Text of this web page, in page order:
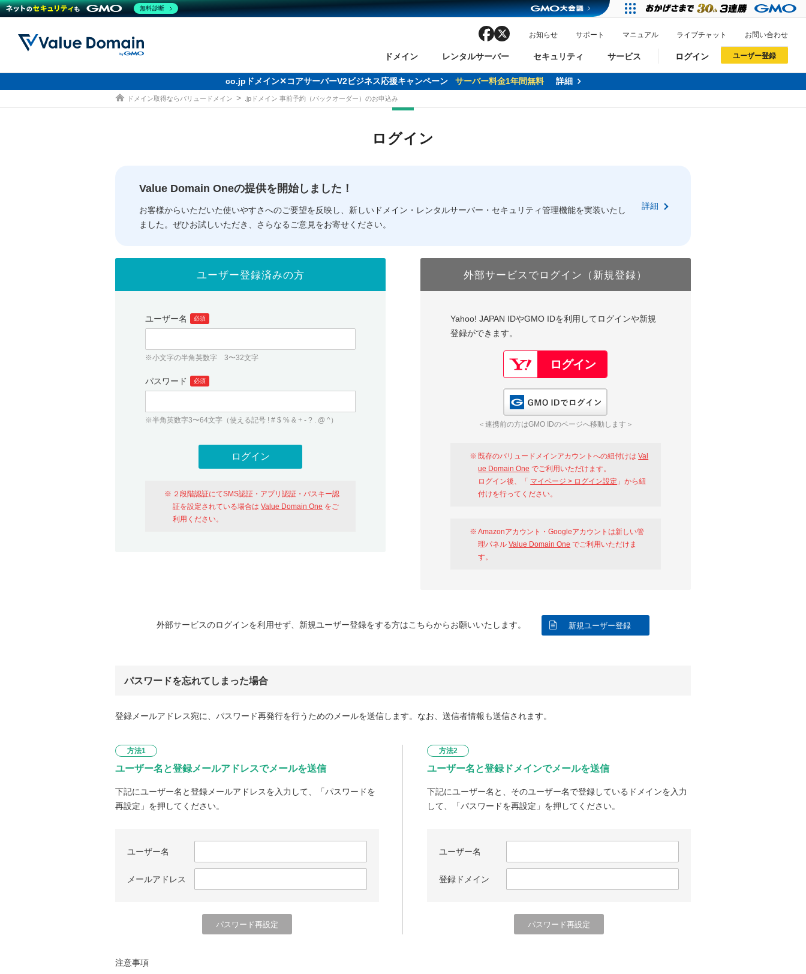
ドメイン
ドメイン ドメイン検索
ドメイン一括検索
人気ドメインの種類 WHOIS検索
レンタルサーバー
レンタルサーバー コアサーバー
セキュリティ
セキュリティ Value Domain ネットde診断
サービス
サービス お得意様割引
バリュードメインAPI
facebook お知らせ サポート マニュアル ライブチャット お問い合わせ
ログイン
従来のバリュードメインをご利用希望の方 おすすめ One レンタルサーバーを含む最新の機能を使う方
以下でもログイン可能
ユーザー登録
従来のバリュードメインをご利用希望の方 おすすめ One レンタルサーバーを含む最新の機能を使う方
以下でも登録可能
co.jpドメイン✕コアサーバーV2ビジネス応援キャンペーン サーバー料金1年間無料 詳細
ドメイン取得ならバリュードメイン .jpドメイン 事前予約（バックオーダー）のお申込み
ログイン
Value Domain Oneの提供を開始しました！
お客様からいただいた使いやすさへのご要望を反映し、新しいドメイン・レンタルサーバー・セキュリティ管理機能を実装いたし
ました。ぜひお試しいただき、さらなるご意見をお寄せください。
詳細
ユーザー登録済みの方
ユーザー名 必須
※小文字の半角英数字 3〜32文字
パスワード 必須
※半角英数字3〜64文字（使える記号 ! # $ % & + - ? . @ ^）
２段階認証にてSMS認証・アプリ認証・パスキー認
証を設定されている場合はValue Domain One をご
利用ください。
外部サービスでログイン（新規登録）
Yahoo! JAPAN IDやGMO IDを利用してログインや新規
登録ができます。
＜連携前の方はGMO IDのページへ移動します＞
既存のバリュードメインアカウントへの紐付けはVal
ue Domain One でご利用いただけます。
ログイン後、「 マイページ > ログイン設定 」から紐
付けを行ってください。
Amazonアカウント・Googleアカウントは新しい管
理パネルValue Domain One でご利用いただけま
す。
外部サービスのログインを利用せず、新規ユーザー登録をする方はこちらからお願いいたします。 新規ユーザー登録
パスワードを忘れてしまった場合
登録メールアドレス宛に、パスワード再発行を行うためのメールを送信します。なお、送信者情報も送信されます。
方法1
ユーザー名と登録メールアドレスでメールを送信
下記にユーザー名と登録メールアドレスを入力して、「パスワードを
再設定」を押してください。
ユーザー名
メールアドレス
方法2
ユーザー名と登録ドメインでメールを送信
下記にユーザー名と、そのユーザー名で登録しているドメインを入力
して、「パスワードを再設定」を押してください。
ユーザー名
登録ドメイン
注意事項
無料診断